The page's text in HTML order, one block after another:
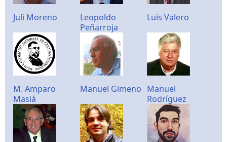
Juli Moreno
Leopoldo
Peñarroja
Luis Valero
M. Amparo
Masiá
Manuel Gimeno Manuel
Rodríguez